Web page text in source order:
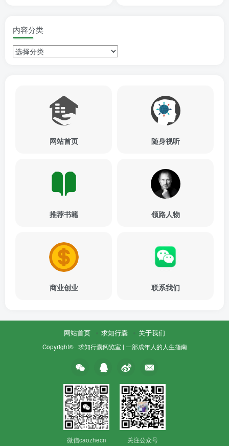
内容分类
网站首页 随身视听
推荐书籍 领路人物
商业创业 联系我们
网站首页 求知行囊 关于我们
Copyright© · 求知行囊阅览室 | 一部成年人的人生指南
微信caozhecn 关注公众号